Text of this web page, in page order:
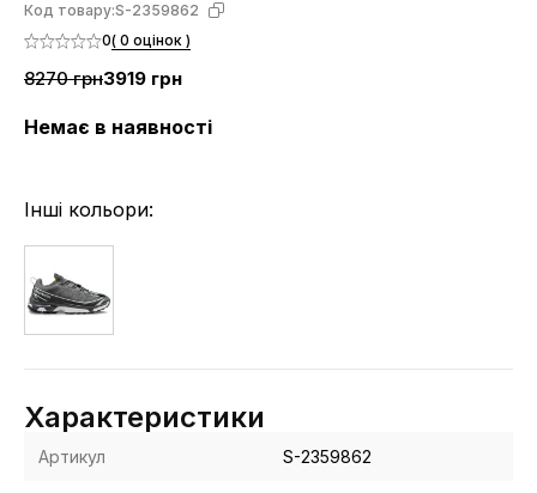
Код товару:S-2359862
0( 0 оцінок )
8270 грн3919 грн
Немає в наявності
Інші кольори:
Характеристики
Артикул S-2359862